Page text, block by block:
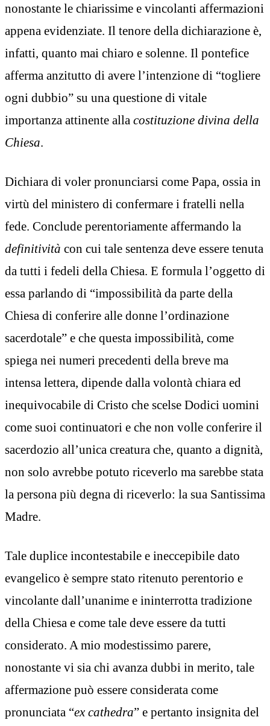
nonostante le chiarissime e vincolanti affermazioni
appena evidenziate. Il tenore della dichiarazione è,
infatti, quanto mai chiaro e solenne. Il pontefice
afferma anzitutto di avere l’intenzione di “togliere
ogni dubbio” su una questione di vitale
importanza attinente alla costituzione divina della
Chiesa
Dichiara di voler pronunciarsi come Papa, ossia in
virtù del ministero di confermare i fratelli nella
fede. Conclude perentoriamente affermando la
definitività con cui tale sentenza deve essere tenuta
da tutti i fedeli della Chiesa. E formula l’oggetto di
essa parlando di “impossibilità da parte della
Chiesa di conferire alle donne l’ordinazione
sacerdotale” e che questa impossibilità, come
spiega nei numeri precedenti della breve ma
intensa lettera, dipende dalla volontà chiara ed
inequivocabile di Cristo che scelse Dodici uomini
come suoi continuatori e che non volle conferire il
sacerdozio all’unica creatura che, quanto a dignità,
non solo avrebbe potuto riceverlo ma sarebbe stata
la persona più degna di riceverlo: la sua Santissima
Madre.
Tale duplice incontestabile e ineccepibile dato
evangelico è sempre stato ritenuto perentorio e
vincolante dall’unanime e ininterrotta tradizione
della Chiesa e come tale deve essere da tutti
considerato. A mio modestissimo parere,
nonostante vi sia chi avanza dubbi in merito, tale
affermazione può essere considerata come
pronunciata “ex cathedra” e pertanto insignita del